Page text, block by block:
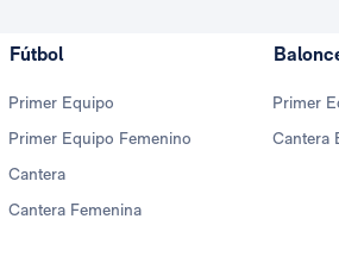
Fútbol
Primer Equipo
Primer Equipo Femenino
Cantera
Cantera Femenina
Primer
Cantera